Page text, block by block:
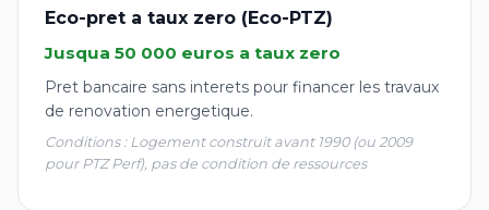
Eco-pret a taux zero (Eco-PTZ)
Jusqua 50 000 euros a taux zero
Pret bancaire sans interets pour financer les travaux
de renovation energetique.
Conditions : Logement construit avant 1990 (ou 2009
pour PTZ Perf), pas de condition de ressources